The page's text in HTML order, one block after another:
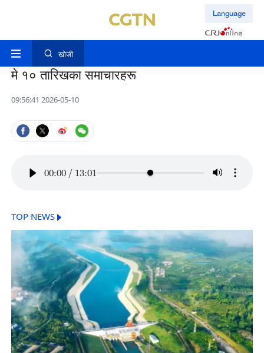
Language
खोजी
मे १० तारिखका समाचारहरू
09:56:41 2026-05-10
00:00 / 13:01
TOP NEWS